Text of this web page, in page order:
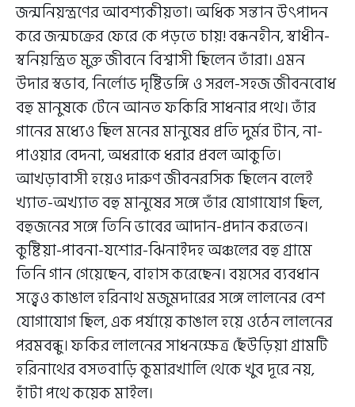
জন্মনিয়ন্ত্রণের আবশ্যকীয়তা। অধিক সন্তান উৎপাদন
করে জন্মচক্রের ফেরে কে পড়তে চায়! বন্ধনহীন, স্বাধীন-
স্বনিয়ন্ত্রিত মুক্ত জীবনে বিশ্বাসী ছিলেন তাঁরা। এমন
উদার স্বভাব, নির্লোভ দৃষ্টিভঙ্গি ও সরল-সহজ জীবনবোধ
বহু মানুষকে টেনে আনত ফকিরি সাধনার পথে। তাঁর
গানের মধ্যেও ছিল মনের মানুষের প্রতি দুর্মর টান, না-
পাওয়ার বেদনা, অধরাকে ধরার প্রবল আকুতি।
আখড়াবাসী হয়েও দারুণ জীবনরসিক ছিলেন বলেই
খ্যাত-অখ্যাত বহু মানুষের সঙ্গে তাঁর যোগাযোগ ছিল,
বহুজনের সঙ্গে তিনি ভাবের আদান-প্রদান করতেন।
কুষ্টিয়া-পাবনা-যশোর-ঝিনাইদহ অঞ্চলের বহু গ্রামে
তিনি গান গেয়েছেন, বাহাস করেছেন। বয়সের ব্যবধান
সত্ত্বেও কাঙাল হরিনাথ মজুমদারের সঙ্গে লালনের বেশ
যোগাযোগ ছিল, এক পর্যায়ে কাঙাল হয়ে ওঠেন লালনের
পরমবন্ধু। ফকির লালনের সাধনক্ষেত্র ছেঁউড়িয়া গ্রামটি
হরিনাথের বসতবাড়ি কুমারখালি থেকে খুব দূরে নয়,
হাঁটা পথে কয়েক মাইল।